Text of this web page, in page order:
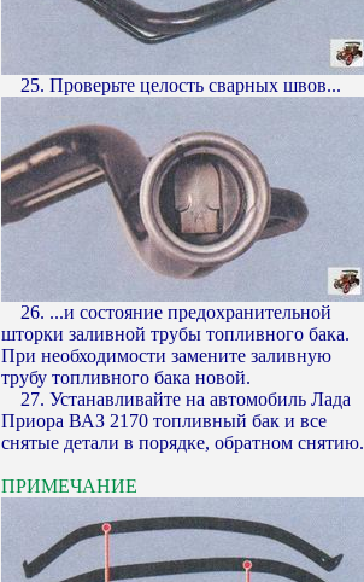
25. Проверьте целость сварных швов...
26. ...и состояние предохранительной
шторки заливной трубы топливного бака.
При необходимости замените заливную
трубу топливного бака новой.
27. Устанавливайте на автомобиль Лада
Приора ВАЗ 2170 топливный бак и все
снятые детали в порядке, обратном снятию.
ПРИМЕЧАНИЕ